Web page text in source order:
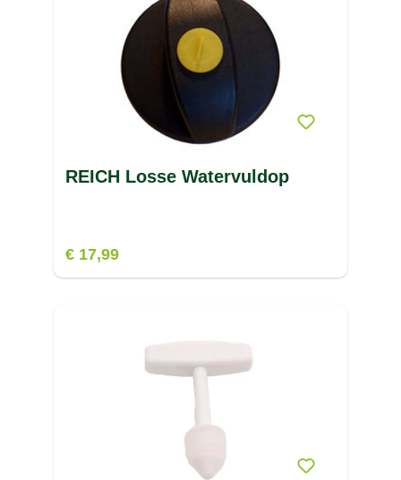
REICH Losse Watervuldop
€ 17,99